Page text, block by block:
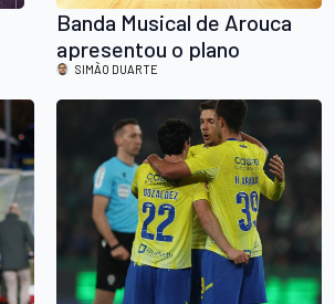
Banda Musical de Arouca
apresentou o plano
comemorativo dos seus
200 anos
SIMÃO DUARTE